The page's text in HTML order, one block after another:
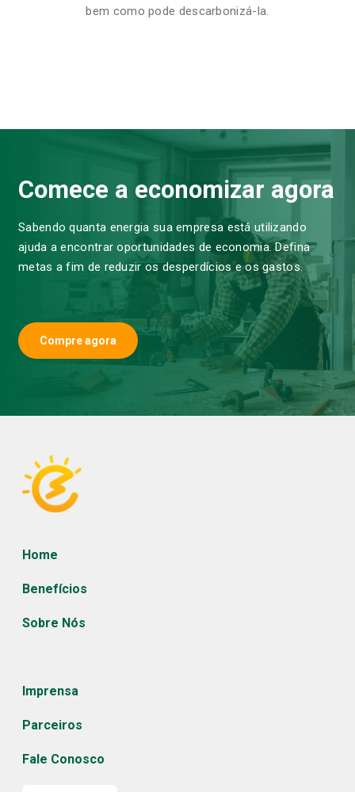
bem como pode descarbonizá-la.
Comece a economizar agora
Sabendo quanta energia sua empresa está utilizando
ajuda a encontrar oportunidades de economia. Defina
metas a fim de reduzir os desperdícios e os gastos.
Compre agora
Home
Benefícios
Sobre Nós
Imprensa
Parceiros
Fale Conosco